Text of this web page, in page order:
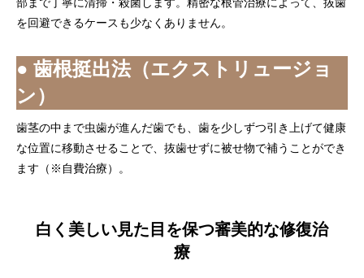
部まで丁寧に清掃・殺菌します。精密な根管治療によって、抜歯
を回避できるケースも少なくありません。
● 歯根挺出法（エクストリュージョ
ン）
歯茎の中まで虫歯が進んだ歯でも、歯を少しずつ引き上げて健康
な位置に移動させることで、抜歯せずに被せ物で補うことができ
ます（※自費治療）。
白く美しい見た目を保つ審美的な修復治
療